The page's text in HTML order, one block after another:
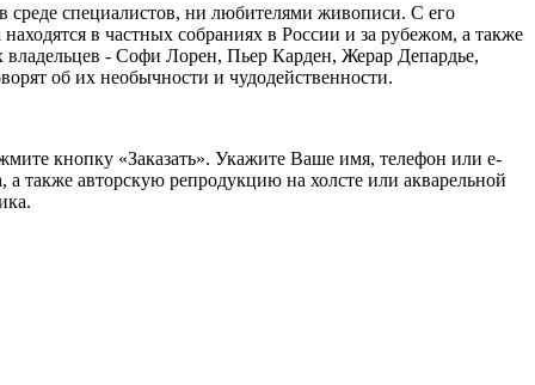
среде специалистов, ни любителями живописи. С его
в частных собраниях в России и за рубежом, а также
- Софи Лорен, Пьер Карден, Жерар Депардье,
об их необычности и чудодейственности.
кнопку «Заказать». Укажите Ваше имя, телефон или e-
также авторскую репродукцию на холсте или акварельной